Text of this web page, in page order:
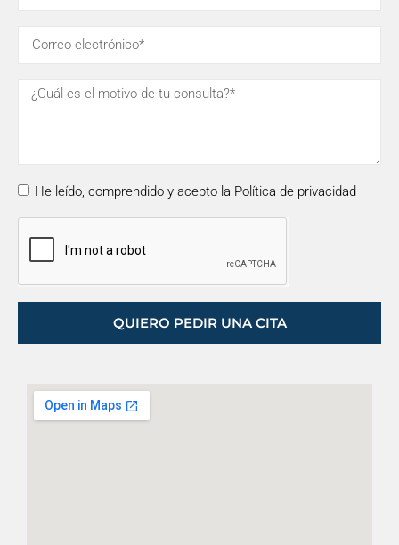
He leído, comprendido y acepto la Política de privacidad
QUIERO PEDIR UNA CITA